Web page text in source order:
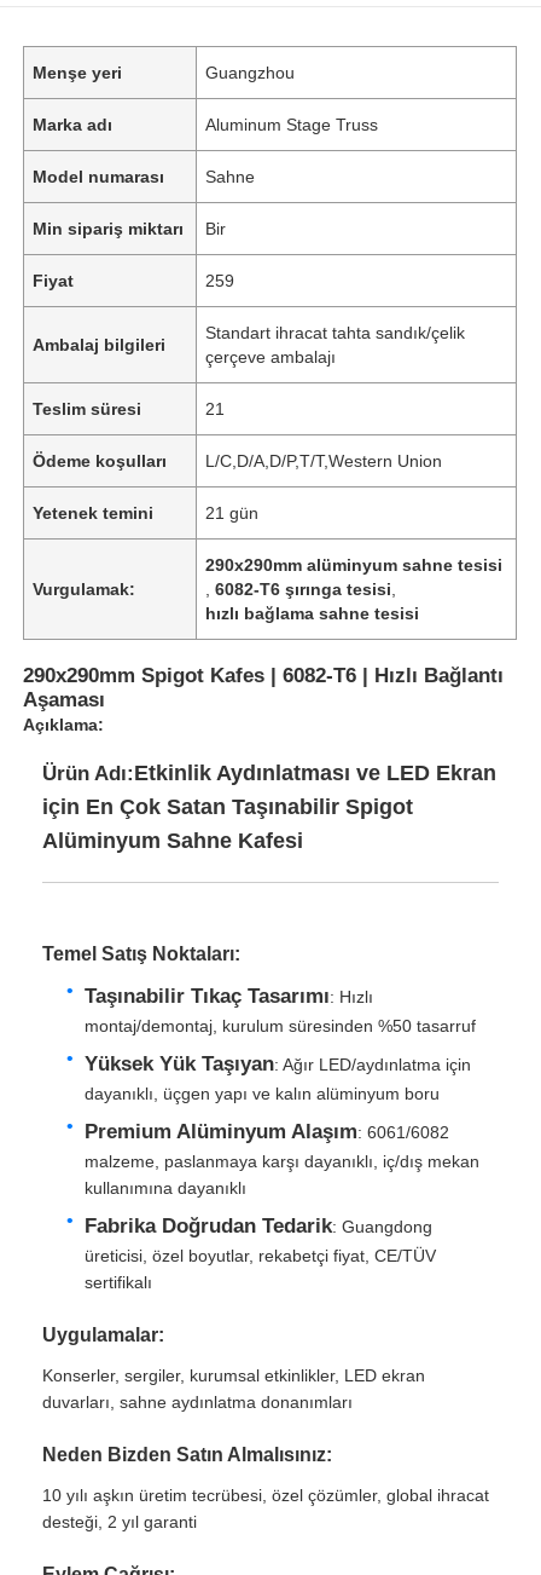
Menşe yeri Guangzhou
Marka adı Aluminum Stage Truss
Model numarası Sahne
Min sipariş miktarı Bir
Fiyat 259
Ambalaj bilgileri
Standart ihracat tahta sandık/çelik
çerçeve ambalajı
Teslim süresi 21
Ödeme koşulları L/C,D/A,D/P,T/T,Western Union
Yetenek temini 21 gün
Vurgulamak:
290x290mm alüminyum sahne tesisi
,6082-T6 şırınga tesisi
hızlı bağlama sahne tesisi
290x290mm Spigot Kafes | 6082-T6 | Hızlı Bağlantı
Aşaması
Açıklama:
Ürün Adı:Etkinlik Aydınlatması ve LED Ekran
için En Çok Satan Taşınabilir Spigot
Alüminyum Sahne Kafesi
Temel Satış Noktaları:
Taşınabilir Tıkaç Tasarımı: Hızlı
montaj/demontaj, kurulum süresinden %50 tasarruf
Yüksek Yük Taşıyan: Ağır LED/aydınlatma için
dayanıklı, üçgen yapı ve kalın alüminyum boru
Premium Alüminyum Alaşım: 6061/6082
malzeme, paslanmaya karşı dayanıklı, iç/dış mekan
kullanımına dayanıklı
Fabrika Doğrudan Tedarik: Guangdong
üreticisi, özel boyutlar, rekabetçi fiyat, CE/TÜV
sertifikalı
Uygulamalar:
Konserler, sergiler, kurumsal etkinlikler, LED ekran
duvarları, sahne aydınlatma donanımları
Neden Bizden Satın Almalısınız:
10 yılı aşkın üretim tecrübesi, özel çözümler, global ihracat
desteği, 2 yıl garanti